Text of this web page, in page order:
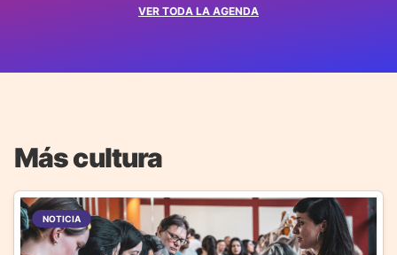
VER TODA LA AGENDA
Más cultura
NOTICIA